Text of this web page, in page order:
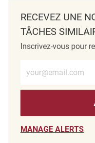
RECEVEZ UNE
TÂCHES
Inscrivez-vous pour
MANAGE ALERTS